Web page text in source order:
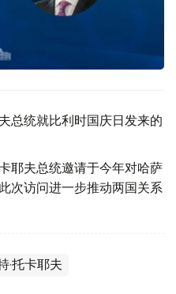
总统就比利时国庆日发来的
耶夫总统邀请于今年对哈萨
次访问进一步推动两国关系
·托卡耶夫